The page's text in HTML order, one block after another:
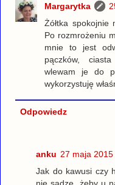
Margarytka
Żółtka
Po rozmrożeniu
mnie to jest
pączków,
wlewam je do
wykorzystuję
Odpowiedz
anku 27 maja 2015
Jak do kawusi czy
nie sądzę, żeby u